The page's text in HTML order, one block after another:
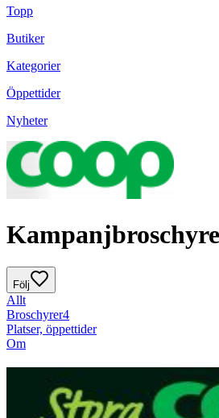
Topp
Butiker
Kategorier
Öppettider
Nyheter
Följ
Allt
Broschyrer4
Platser, öppettider
Om